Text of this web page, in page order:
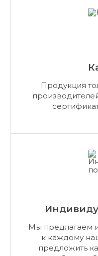
Продукция
Мы предлагаем
к каждому
предложить